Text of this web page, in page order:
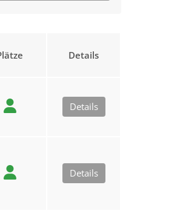
Details
Details
Details